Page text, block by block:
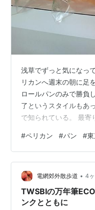
浅草でずっと気になっ
リカンへ週末の朝に足
ロールパンのみで勝負
了というスタイルもあ
で知られている。 最寄
イミングが良かったの
ま看板の食パンを購入
く詰まった生地で、ト
ちり。シンプルなのに
パンは12時ごろから販
ることも多いらしい。
#ペリカン #パン #
電網郊外散歩道 • 4
TWSBIの万年筆
ンクとともに